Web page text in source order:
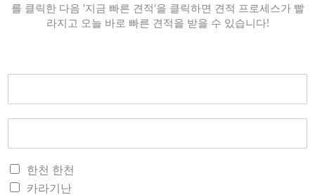
를 클릭한 다음 '지금 빠른 견적'을 클릭하면 견적 프로세스가 빨
라지고 오늘 바로 빠른 견적을 받을 수 있습니다!
한천 한천
카라기난